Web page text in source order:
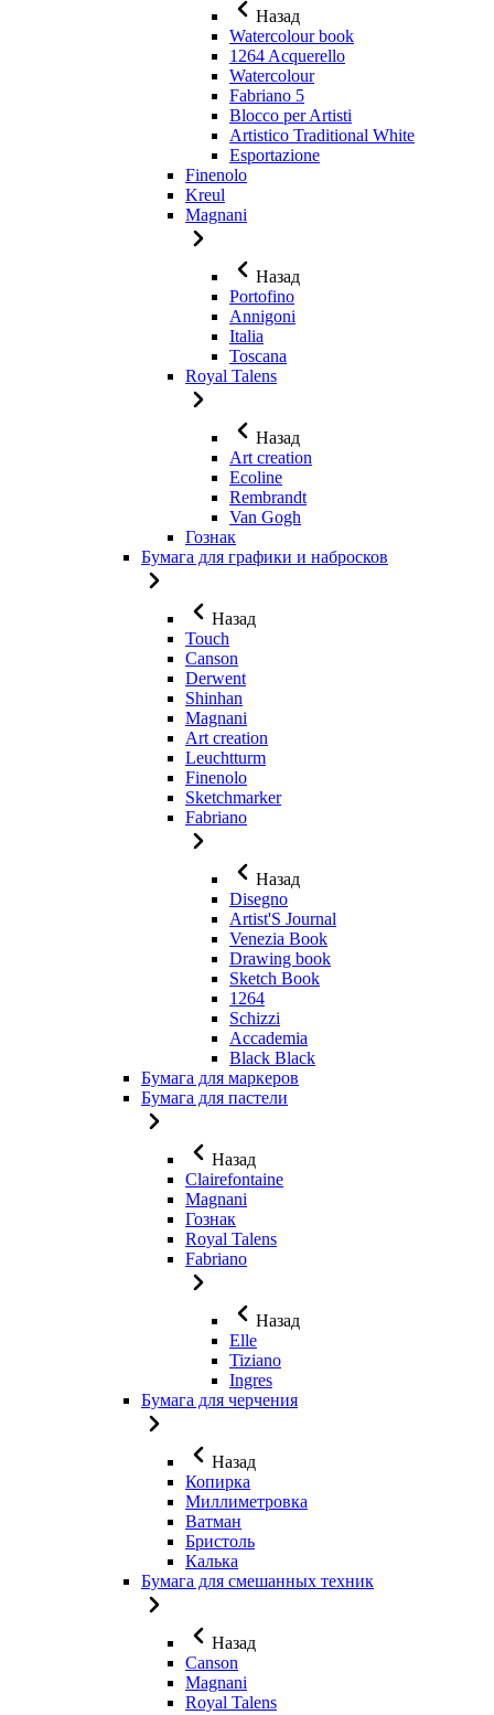
Назад
Watercolour book
1264 Acquerello
Watercolour
Fabriano 5
Blocco per Artisti
Artistico Traditional White
Esportazione
Finenolo
Kreul
Magnani
Назад
Portofino
Annigoni
Italia
Toscana
Royal Talens
Назад
Art creation
Ecoline
Rembrandt
Van Gogh
Гознак
Бумага для графики и набросков
Назад
Touch
Canson
Derwent
Shinhan
Magnani
Art creation
Leuchtturm
Finenolo
Sketchmarker
Fabriano
Назад
Disegno
Artist'S Journal
Venezia Book
Drawing book
Sketch Book
1264
Schizzi
Accademia
Black Black
Бумага для маркеров
Бумага для пастели
Назад
Clairefontaine
Magnani
Гознак
Royal Talens
Fabriano
Назад
Elle
Tiziano
Ingres
Бумага для черчения
Назад
Копирка
Миллиметровка
Ватман
Бристоль
Калька
Бумага для смешанных техник
Назад
Canson
Magnani
Royal Talens